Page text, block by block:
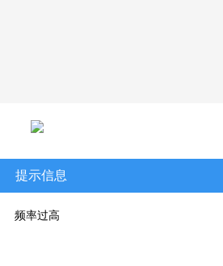
提示信息
频率过高